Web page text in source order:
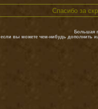
Спасибо за
Большая
если вы можете чем-нибудь дополнить